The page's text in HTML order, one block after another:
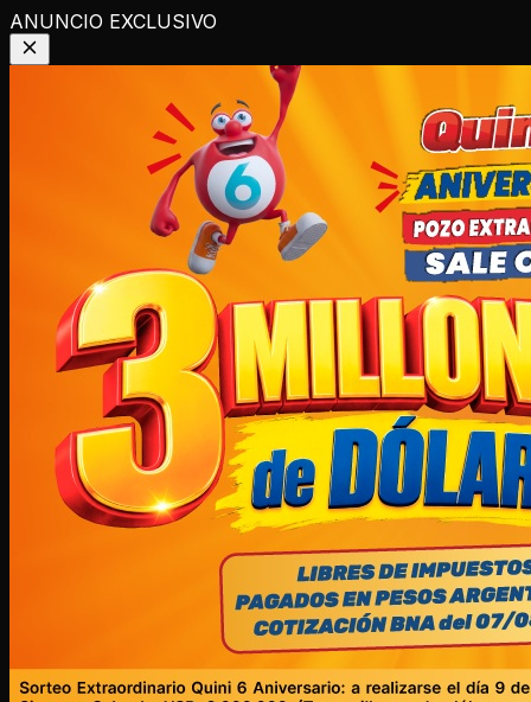
ANUNCIO EXCLUSIVO